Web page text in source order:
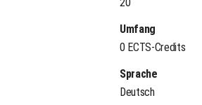
Umfang
0 ECTS-Credits
Sprache
Deutsch